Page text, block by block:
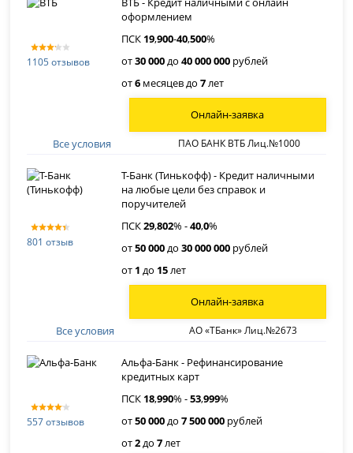
1105 отзывов
оформлением
ПСК 19,900-40,500%
от30 000до40 000 000 рублей
от6 месяцев до7лет
Все условия ПАО БАНК ВТБ Лиц.№1000
Онлайн-заявка
801 отзыв
Т-Банк (Тинькофф) - Кредит наличными
на любые цели без справок и
поручителей
ПСК29,802% -40,0%
от50 000до30 000 000 рублей
от 1 до 15лет
Все условия АО «ТБанк» Лиц.№2673
Онлайн-заявка
557 отзывов
Альфа-Банк - Рефинансирование
кредитных карт
ПСК 18,990% -53,999%
от50 000до7 500 000 рублей
от2до7лет